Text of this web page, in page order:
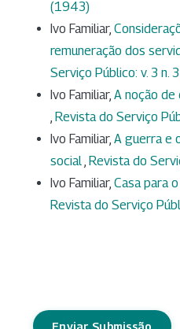
(1943)
Ivo Familiar,
remuneração dos
Serviço Público: v. 3 n.
Ivo Familiar, A noção
Revista do Serviço
Ivo Familiar, A guerra e
social Revista do
Ivo Familiar, Casa para
Revista do Serviço